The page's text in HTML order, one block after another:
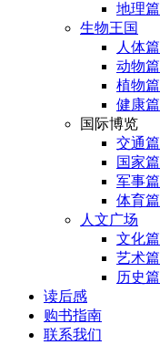
地理篇
生物王国
人体篇
动物篇
植物篇
健康篇
国际博览
交通篇
国家篇
军事篇
体育篇
人文广场
文化篇
艺术篇
历史篇
读后感
购书指南
联系我们